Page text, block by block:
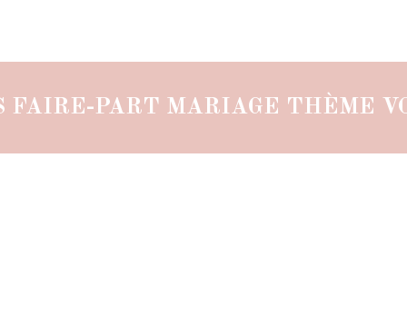
FAIRE-PART MARIAGE THÈME